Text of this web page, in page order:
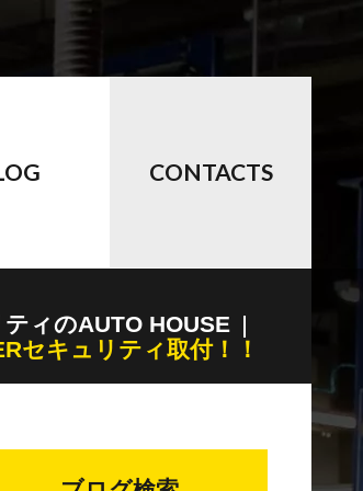
CONTACTS
ィのAUTO HOUSE
セキュリティ取付！！